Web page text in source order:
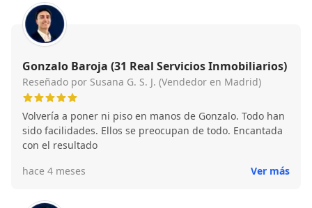
Gonzalo Baroja (31 Real Servicios Inmobiliarios)
Reseñado por Susana G. S. J. (Vendedor en Madrid)
Volvería a poner ni piso en manos de Gonzalo. Todo han
sido facilidades. Ellos se preocupan de todo. Encantada
con el resultado
hace 4 meses
Ver más